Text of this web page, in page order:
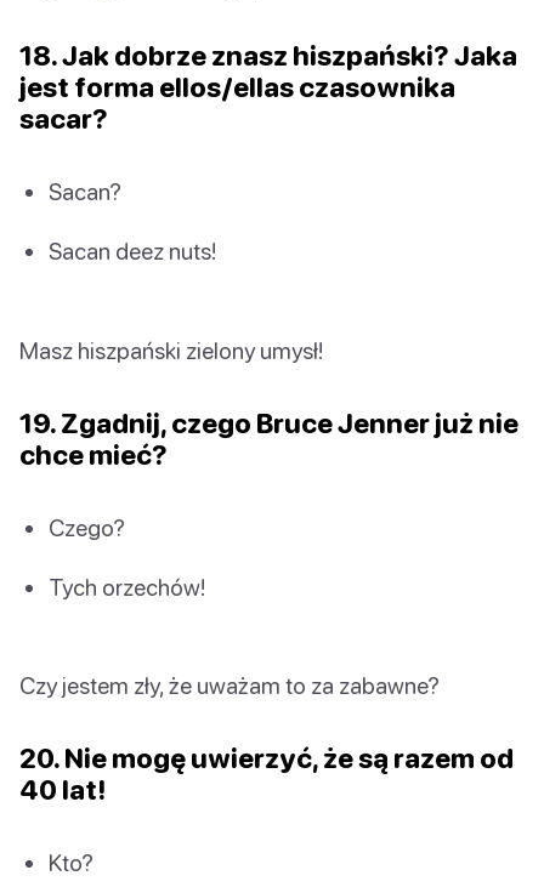
18. Jak dobrze znasz hiszpański? Jaka
jest forma ellos/ellas czasownika
sacar?
Sacan?
Sacan deez nuts!
Masz hiszpański zielony umysł!
19. Zgadnij, czego Bruce Jenner już nie
chce mieć?
Czego?
Tych orzechów!
Czy jestem zły, że uważam to za zabawne?
20. Nie mogę uwierzyć, że są razem od
40 lat!
Kto?